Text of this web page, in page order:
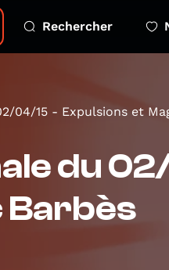
Rechercher
04/15 - Expulsions et
du
Barbès